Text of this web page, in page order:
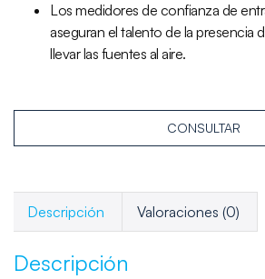
Los medidores de confianza de
aseguran el talento de la presencia
llevar las fuentes al aire.
CONSULTAR
Descripción Valoraciones (0)
Descripción